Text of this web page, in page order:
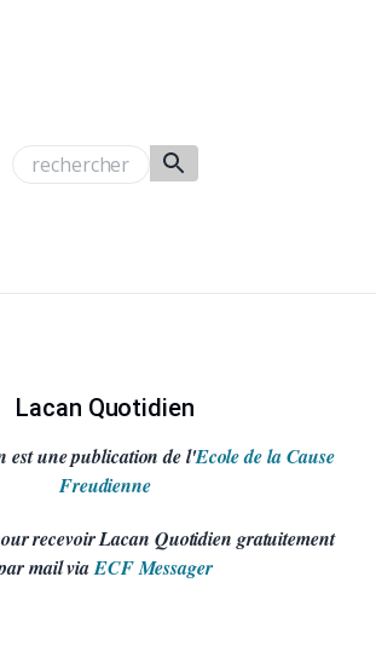
Lacan Quotidien
est une publication de l'Ecole de la Cause
Freudienne
recevoir Lacan Quotidien gratuitement
mail viaECF Messager